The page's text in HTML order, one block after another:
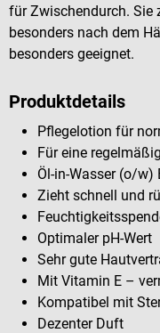
für Zwischendurch. Sie
besonders nach dem
besonders geeignet.
Produktdetails
Pflegelotion für
Für eine
Öl-in-Wasser (o/w)
Zieht schnell und
Optimaler pH-Wert
Sehr gute
Mit Vitamin E –
Kompatibel mit
Dezenter Duft